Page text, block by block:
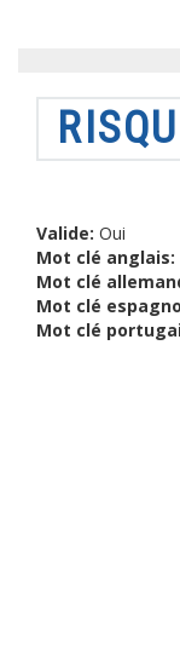
Valide: Oui
Mot clé anglais:
Mot clé
Mot clé
Mot clé